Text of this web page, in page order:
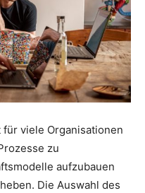
viele Organisationen
zu
aufzubauen
Die Auswahl des